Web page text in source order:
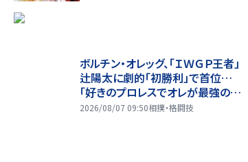
ボルチン・オレッグ、「ＩＷＧＰ王者」
辻陽太に劇的「初勝利」で首位…
「好きのプロレスでオレが最強の選
手になりたいから！」…８・６後楽園
2026/08/07 09:50相撲・格闘技